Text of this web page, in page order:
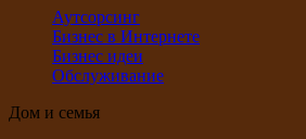
Аутсорсинг
Бизнес в Интернете
Бизнес идеи
Обслуживание
Дом и семья